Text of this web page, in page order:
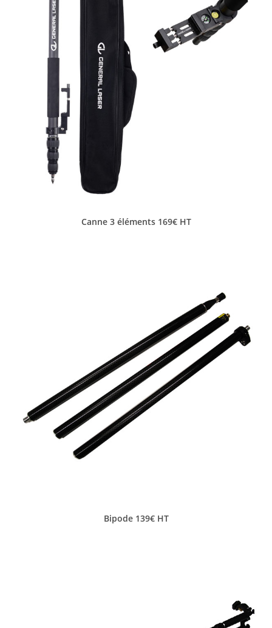
Canne 3 éléments 169€ HT
Bipode 139€ HT